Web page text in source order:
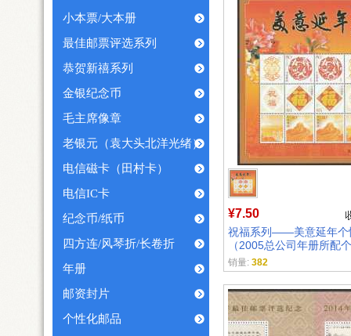
小本票/大本册
最佳邮票评选系列
恭贺新禧系列
金银纪念币
毛主席像章
老银元（袁大头北洋光绪）
电信磁卡（田村卡）
电信IC卡
纪念币/纸币
四方连/风琴折/长卷折
年册
邮资封片
个性化邮品
¥7.50
祝福系列——美意延年个
（2005总公司年册所配
销量: 382